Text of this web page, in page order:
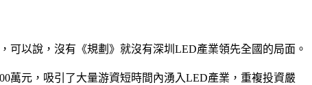
可以說，沒有《規劃》就沒有深圳LED產業領先全國的局面。
萬元，吸引了大量游資短時間內湧入LED產業，重複投資嚴